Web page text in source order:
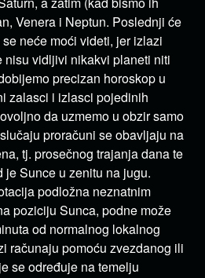
Venera i Neptun. Poslednji će
neće moći videti, jer izlazi
nisu vidljivi nikakvi planeti niti
precizan horoskop u
zalasci i izlasci pojedinih
da uzmemo u obzir samo
proračuni se obavljaju na
tj. prosečnog trajanja dana te
je Sunce u zenitu na jugu.
podložna neznatnim
poziciju Sunca, podne može
od normalnog lokalnog
računaju pomoću zvezdanog ili
se određuje na temelju